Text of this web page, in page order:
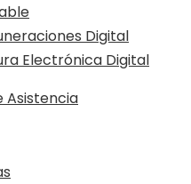
Digital
Electrónica Digital
Asistencia